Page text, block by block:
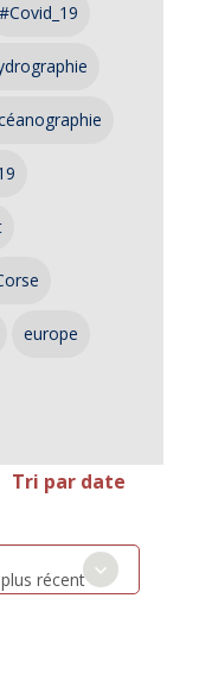
#Covid_19
europe
Tri par date
récent